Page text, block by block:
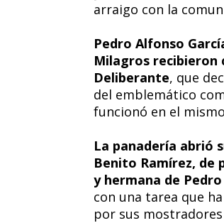
arraigo con la
Pedro Alfonso
Milagros recibieron
Deliberante, que
del emblemático
funcionó en el
La panadería abrió
Benito Ramírez, de
y hermana de
con una tarea que
por sus